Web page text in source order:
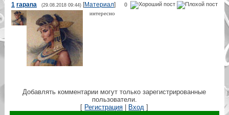
0
1 rapana (29.08.2018 09:44)[Материал]
интересно
Добавлять комментарии могут только зарегистрированные
пользователи.
[ Регистрация | Вход ]